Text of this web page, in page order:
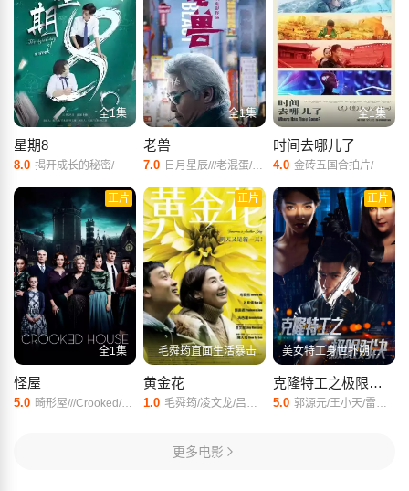
全1集
星期8
8.0 揭开成长的秘密/
全1集
老兽
7.0 日月星辰///老混蛋///Old/Beast/
全1集
时间去哪儿了
4.0 金砖五国合拍片/
正片
全1集
怪屋
5.0 畸形屋///Crooked/House/
正片
毛舜筠直面生活暴击
黄金花
1.0 毛舜筠/凌文龙/吕良伟/刘美君/冼色丽/
正片
美女特工身世扑朔迷离
克隆特工之极限对决
5.0 郭源元/王小天/雷迪/王京莉/张青/
更多电影